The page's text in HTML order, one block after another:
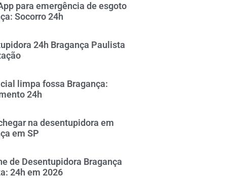
para emergência de esgoto
Socorro 24h
24h Bragança Paulista
limpa fossa Bragança:
24h
na desentupidora em
em SP
de Desentupidora Bragança
24h em 2026